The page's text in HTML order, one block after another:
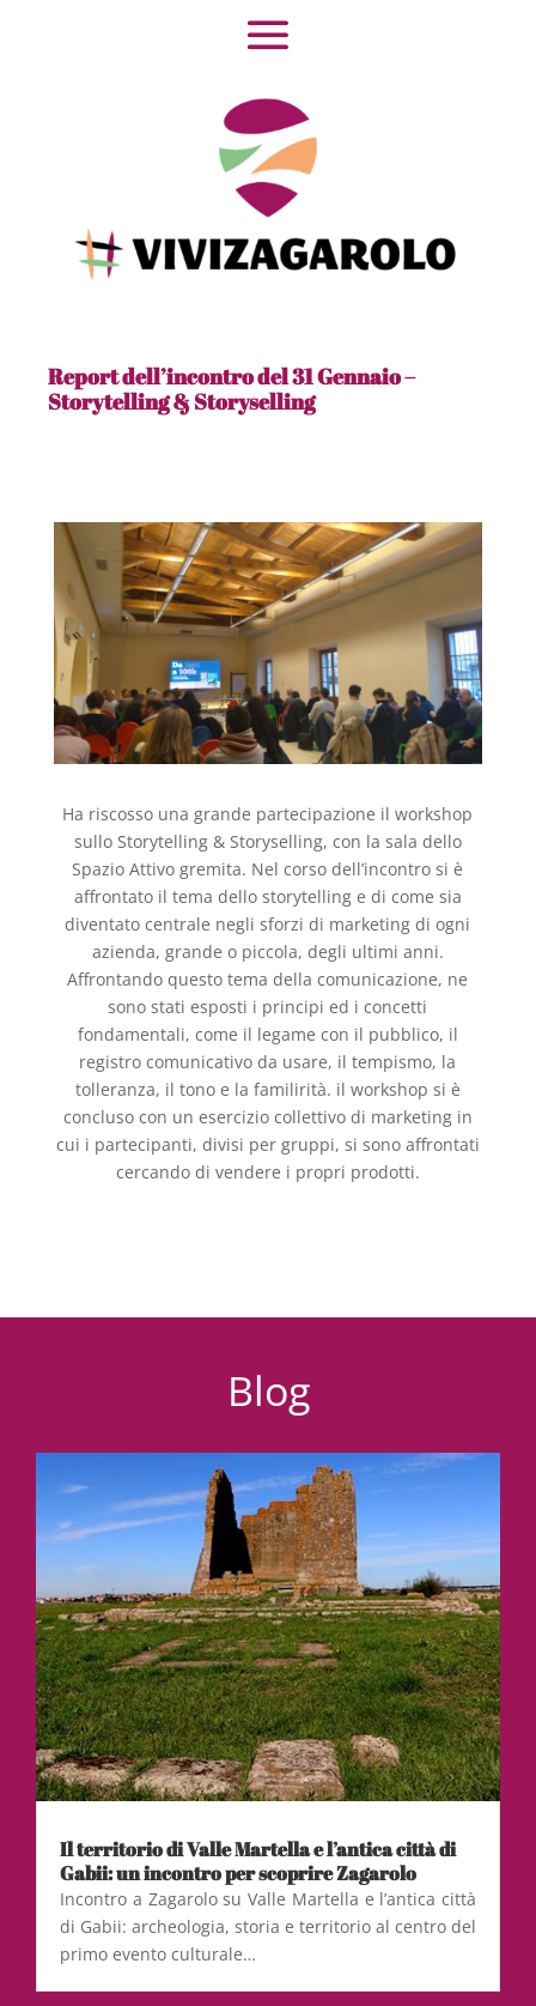
Report dell’incontro del 31 Gennaio –
Storytelling & Storyselling
Ha riscosso una grande partecipazione il workshop
sullo Storytelling & Storyselling, con la sala dello
Spazio Attivo gremita. Nel corso dell’incontro si è
affrontato il tema dello storytelling e di come sia
diventato centrale negli sforzi di marketing di ogni
azienda, grande o piccola, degli ultimi anni.
Affrontando questo tema della comunicazione, ne
sono stati esposti i principi ed i concetti
fondamentali, come il legame con il pubblico, il
registro comunicativo da usare, il tempismo, la
tolleranza, il tono e la familirità. il workshop si è
concluso con un esercizio collettivo di marketing in
cui i partecipanti, divisi per gruppi, si sono affrontati
cercando di vendere i propri prodotti.
Blog
Il territorio di Valle Martella e l’antica città di
Gabii: un incontro per scoprire Zagarolo
Incontro a Zagarolo su Valle Martella e l’antica città
di Gabii: archeologia, storia e territorio al centro del
primo evento culturale…